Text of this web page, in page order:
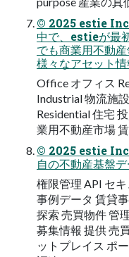
© 2025 estie
中で、estieが最
でも商業用不動
様々なアセット
Office オフィス
Industrial 物流施
Residential 住宅
業用不動産市場
© 2025 estie
自の不動産基盤
権限管理 API セ
事例データ 賃貸
探索 売買物件 管
募集情報 提供 売
ットプレイス ポ